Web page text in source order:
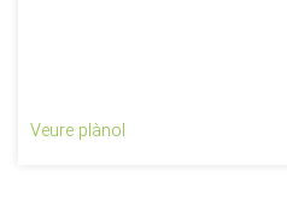
Veure plànol